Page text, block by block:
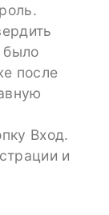
было
после
Вход.
и